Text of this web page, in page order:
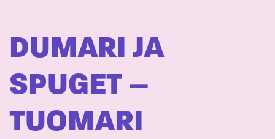
DUMARI JA
SPUGET –
TUOMARI